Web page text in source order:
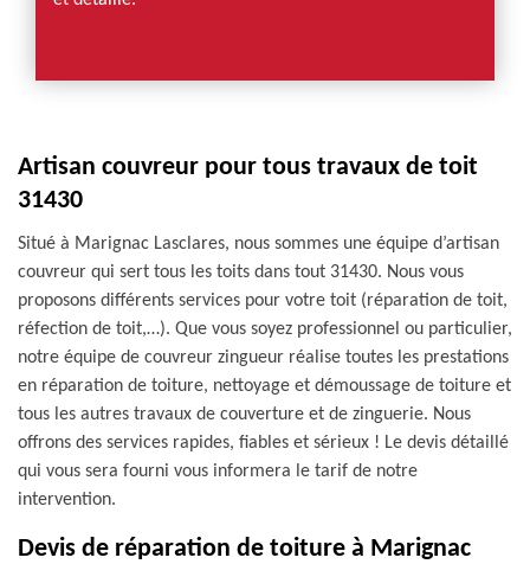
Artisan couvreur pour tous travaux de toit
31430
Situé à Marignac Lasclares, nous sommes une équipe d’artisan
couvreur qui sert tous les toits dans tout 31430. Nous vous
proposons différents services pour votre toit (réparation de toit,
réfection de toit,…). Que vous soyez professionnel ou particulier,
notre équipe de couvreur zingueur réalise toutes les prestations
en réparation de toiture, nettoyage et démoussage de toiture et
tous les autres travaux de couverture et de zinguerie. Nous
offrons des services rapides, fiables et sérieux ! Le devis détaillé
qui vous sera fourni vous informera le tarif de notre
intervention.
Devis de réparation de toiture à Marignac